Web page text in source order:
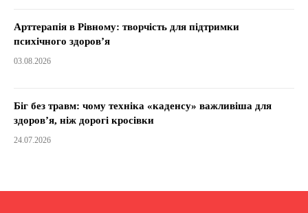
Арттерапія в Рівному: творчість для підтримки
психічного здоров’я
03.08.2026
Біг без травм: чому техніка «каденсу» важливіша для
здоров’я, ніж дорогі кросівки
24.07.2026